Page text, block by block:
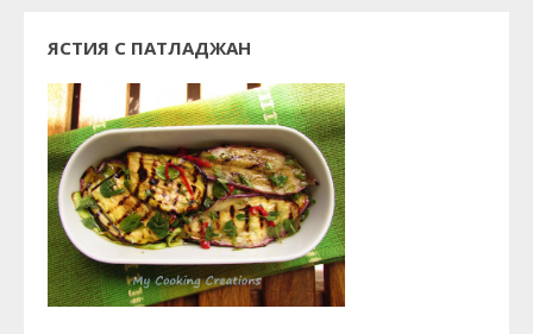
ЯСТИЯ С ПАТЛАДЖАН